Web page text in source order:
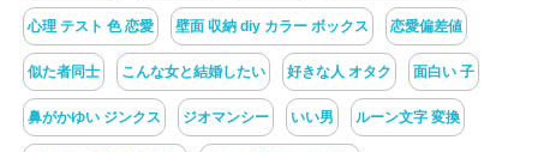
心理 テスト 色 恋愛 壁面 収納 diy カラー ボックス 恋愛偏差値
似た者同士 こんな女と結婚したい 好きな人 オタク 面白い 子
鼻がかゆい ジンクス ジオマンシー いい男 ルーン文字 変換